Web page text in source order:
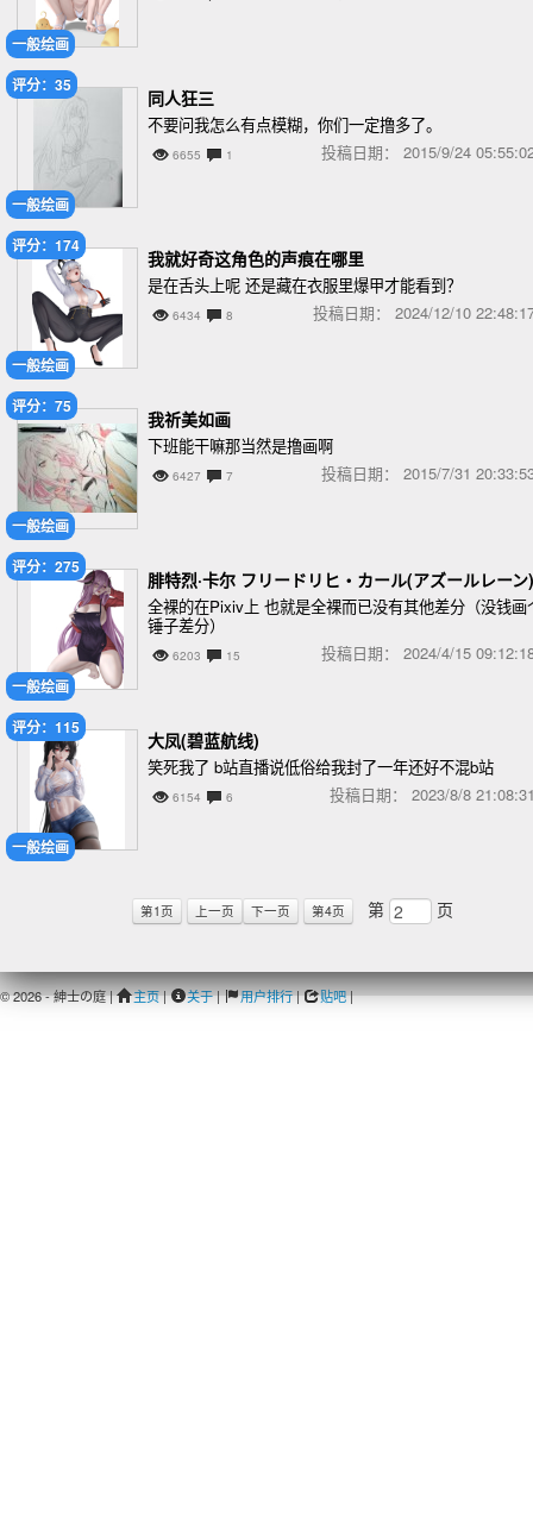
一般绘画
一般绘画
评分：35
同人狂三
不要问我怎么有点模糊，你们一定撸多了。
6655 1 投稿日期： 2015/9/24
一般绘画
评分：174
我就好奇这角色的声痕在哪里
是在舌头上呢 还是藏在衣服里爆甲才能看到？
6434 8 投稿日期： 2024/12/10
一般绘画
评分：75
我祈美如画
下班能干嘛那当然是撸画啊
6427 7 投稿日期： 2015/7/31
一般绘画
评分：275
腓特烈·卡尔 フリードリヒ・カール(アズールレーン)
全裸的在Pixiv上 也就是全裸而已没有其他差分（没钱画
锤子差分）
6203 15 投稿日期： 2024/4/15
一般绘画
评分：115
大凤(碧蓝航线)
笑死我了 b站直播说低俗给我封了一年还好不混b站
6154 6 投稿日期： 2023/8/8
第1页 上一页 下一页 第4页 第 页
© 2026 - 紳士の庭 | 主页| 关于| 用户排行| 贴吧|